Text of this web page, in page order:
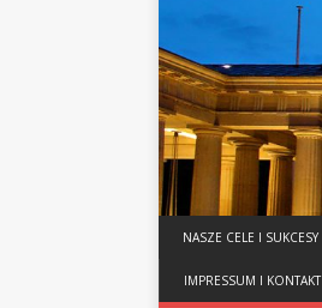
NASZE CELE I SUKCESY
IMPRESSUM I KONTAKT